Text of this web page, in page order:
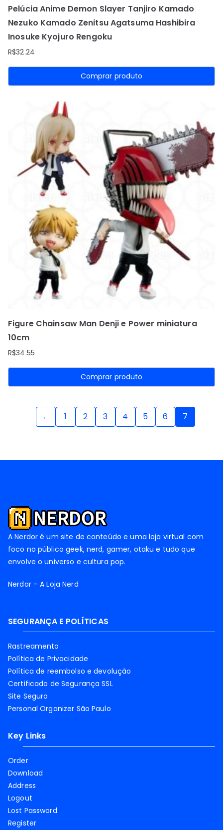
Pelúcia Anime Demon Slayer Tanjiro Kamado
Nezuko Kamado Zenitsu Agatsuma Hashibira
Inosuke Kyojuro Rengoku
R$32.24
Comprar produto
Figure Chainsaw Man Denji e Power miniatura
10cm
R$34.55
Comprar produto
← 1 2 3 4 5 6 7
A Nerdor é um site de conteúdo e uma loja virtual com
foco no público geek, nerd, gamer, otaku e tudo que
envolve o universo e cultura pop.
Nerdor – A Loja Nerd
SEGURANÇA E POLÍTICAS
Rastreamento
Política de Privacidade
Política de reembolso e devolução
Certificado de Segurança SSL
Site Seguro
Personal Organizer São Paulo
Key Links
Order
Download
Address
Logout
Lost Password
Register